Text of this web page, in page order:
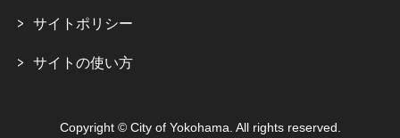
サイトポリシー
サイトの使い方
Copyright © City of Yokohama. All rights reserved.